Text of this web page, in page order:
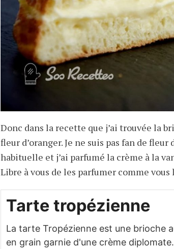
Donc dans la recette que j’ai trouvée la
fleur d’oranger. Je ne suis pas fan de
habituelle et j’ai parfumé la crème à la
Libre à vous de les parfumer comme vous
Tarte tropézienne
La tarte Tropézienne est une brioche
en grain garnie d'une crème